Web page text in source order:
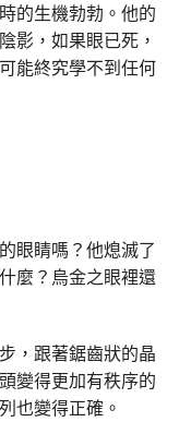
的生機勃勃。他的
影，如果眼已死，
能終究學不到任何
眼睛嗎？他熄滅了
麼？烏金之眼裡還
，跟著鋸齒狀的晶
變得更加有秩序的
也變得正確。